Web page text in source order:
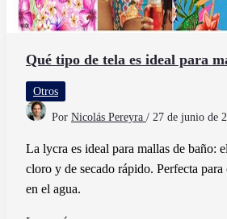
Qué tipo de tela es ideal para
Otros
Por Nicolás Pereyra / 27 de junio de
La lycra es ideal para mallas de baño:
cloro y de secado rápido. Perfecta
en el agua.